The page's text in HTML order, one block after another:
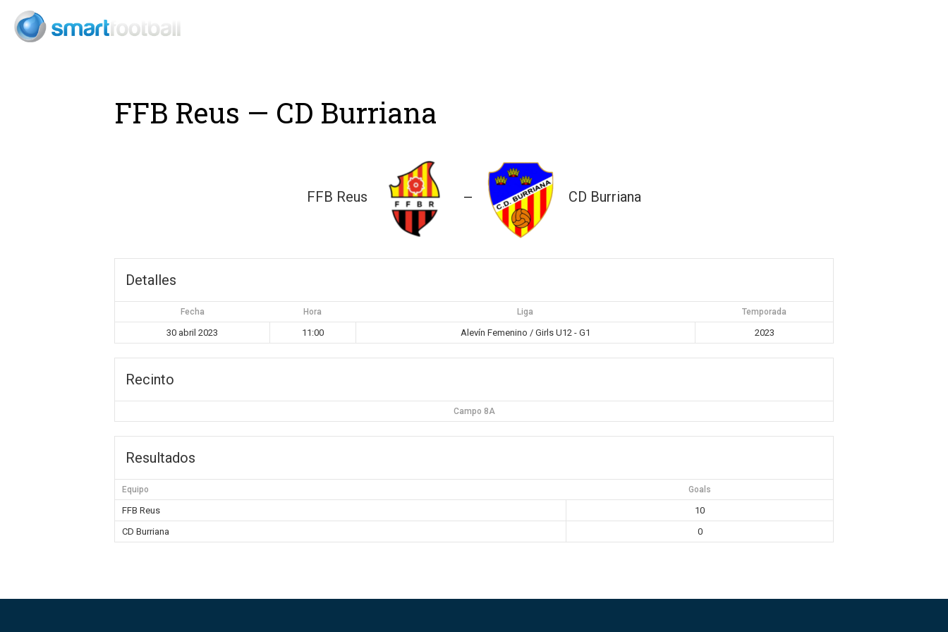
FFB Reus — CD Burriana
FFB Reus — CD Burriana
Detalles
Fecha Hora Liga Temporada
30 abril 2023 11:00 Alevín Femenino / Girls U12 - G1 2023
Recinto
Campo 8A
Resultados
Equipo Goals
FFB Reus
10
CD Burriana
0